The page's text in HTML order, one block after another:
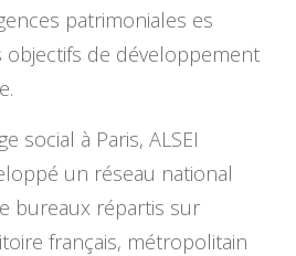
patrimoniales es
objectifs de développement
social à Paris, ALSEI
un réseau national
bureaux répartis sur
français, métropolitain